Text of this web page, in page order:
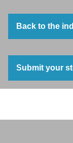
with
gave
Back to the
Submit your